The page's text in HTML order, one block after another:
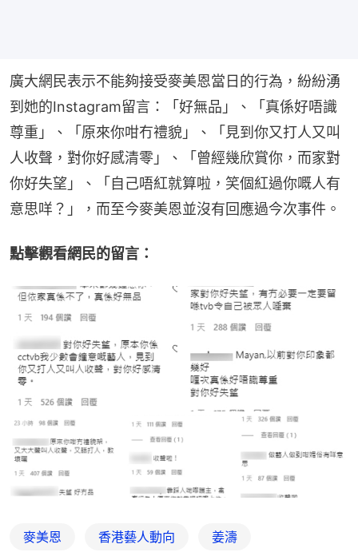
廣大網民表示不能夠接受麥美恩當日的行為，紛紛湧
到她的Instagram留言：「好無品」、「真係好唔識
尊重」、「原來你咁冇禮貌」、「見到你又打人又叫
人收聲，對你好感清零」、「曾經幾欣賞你，而家對
你好失望」、「自己唔紅就算啦，笑個紅過你嘅人有
意思咩？」，而至今麥美恩並沒有回應過今次事件。
點擊觀看網民的留言：
麥美恩 香港藝人動向 姜濤